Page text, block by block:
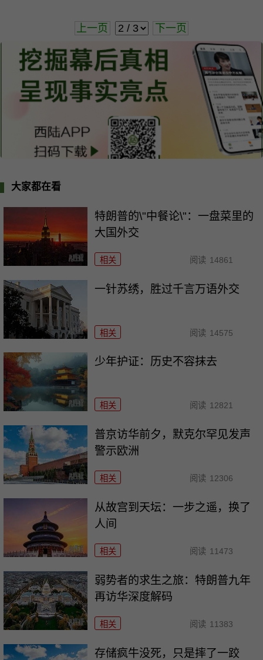
上一页 下一页
大家都在看
特朗普的\"中餐论\"：一盘菜里的
大国外交
相关 阅读 14861
一针苏绣，胜过千言万语外交
相关 阅读 14575
少年护证：历史不容抹去
相关 阅读 12821
普京访华前夕，默克尔罕见发声
警示欧洲
相关 阅读 12306
从故宫到天坛：一步之遥，换了
人间
相关 阅读 11473
弱势者的求生之旅：特朗普九年
再访华深度解码
相关 阅读 11383
存储疯牛没死，只是摔了一跤